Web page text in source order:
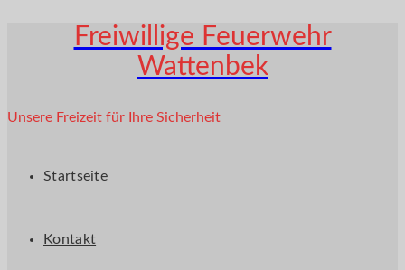
Freiwillige Feuerwehr
Wattenbek
Unsere Freizeit für Ihre Sicherheit
Startseite
Kontakt